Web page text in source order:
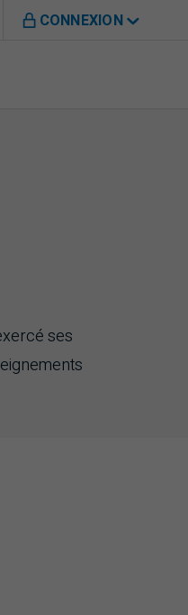
de B M O au Canada
langueCONNEXION
ses